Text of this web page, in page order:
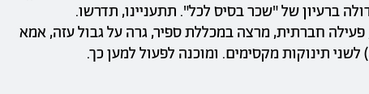
ברעיון של "שכר בסיס לכל". תתעניינו, תדרשו.
פעילה חברתית, מרצה במכללת ספיר, גרה על גבול עזה, אמא
תינוקות מקסימים. ומוכנה לפעול למען כך.